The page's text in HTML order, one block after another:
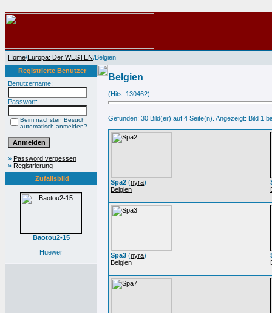
Home/Europa: Der WESTEN/Belgien
Registrierte Benutzer
Benutzername:
Passwort:
Beim nächsten Besuch
automatisch anmelden?
» Password vergessen
» Registrierung
Zufallsbild
Baotou2-15
Huewer
Belgien
(Hits: 130462)
Gefunden: 30 Bild(er) auf 4 Seite(n). Angezeigt: Bild 1
Spa2 (nyra)
Belgien
Spa3 (nyra)
Belgien